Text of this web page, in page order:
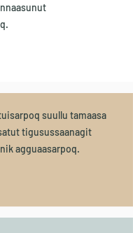
suullu tamaasa
tigusussaanagit
agguaasarpoq.